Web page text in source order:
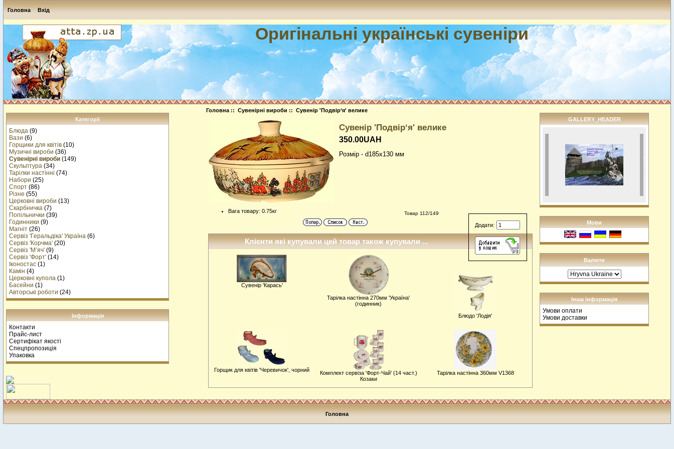
Головна Вхід
Оригінальні українські сувеніри
Категорії
Блюда (9)
Вази (6)
Горщики для квітів (10)
Музичнi вироби (36)
Сувенірні вироби (149)
Скульптура (34)
Тарілки настінні (74)
Набори (25)
Спорт (86)
Різне (55)
Церковні вироби (13)
Cкарбничка (7)
Попільнички (39)
Годинники (9)
Магніт (26)
Сервіз 'Геральдіка' Україна (6)
Сервіз 'Корчма' (20)
Сервіз 'М’яч' (9)
Сервіз 'Форт' (14)
Іконостас (1)
Камін (4)
Церковні купола (1)
Басейни (1)
Авторські роботи (24)
Інформація
Контакти
Прайс-лист
Сертифікат якості
Спецпропозиція
Упаковка
Головна ::Сувенірні вироби :: Сувенiр 'Подвір‘я' велике
Сувенiр 'Подвір‘я' велике
350.00UAH
Розмір - d185x130 мм
Додати:
Вага товару: 0.75кг Товар 112/149
Клієнти які купували цей товар також купували ...
Сувенiр 'Карась'
Тарiлка настiнна 270мм 'Україна'
(годинник)
Блюдо 'Лодія'
Горщик для квітів 'Черевичок', чорний
Комплект сервіза 'Форт-Чай' (14 част.)
Козаки
Тарiлка настiнна 360мм V1368
GALLERY_HEADER
Мови
Валюти
Інша інформація
Умови оплати
Умови доставки
Головна